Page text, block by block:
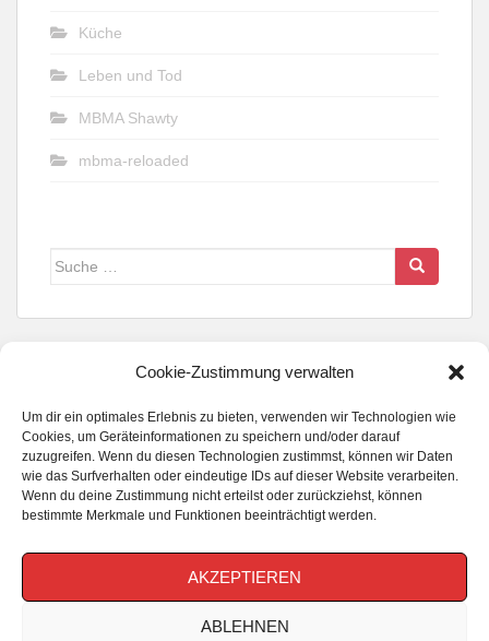
Cookie-Zustimmung verwalten
Um dir ein optimales Erlebnis zu bieten, verwenden wir Technologien wie
Cookies, um Geräteinformationen zu speichern und/oder darauf
zuzugreifen. Wenn du diesen Technologien zustimmst, können wir Daten
wie das Surfverhalten oder eindeutige IDs auf dieser Website verarbeiten.
Wenn du deine Zustimmung nicht erteilst oder zurückziehst, können
bestimmte Merkmale und Funktionen beeinträchtigt werden.
AKZEPTIEREN
ABLEHNEN
Küche
Leben und Tod
MBMA Shawty
mbma-reloaded
Suche
FOLGE UNS WENN DU KANNST...